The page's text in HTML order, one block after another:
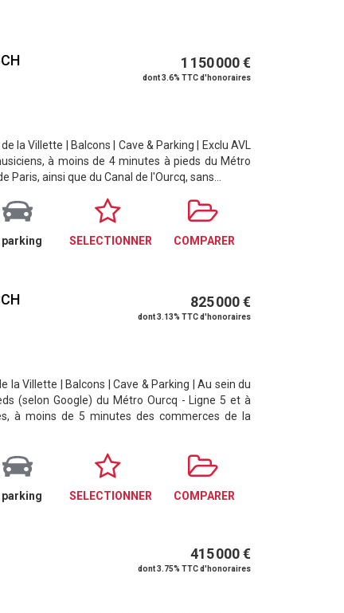
1 150 000 €
dont 3.6% TTC d'honoraires
la Villette | Balcons | Cave & Parking | Exclu AVL
à moins de 4 minutes à pieds du Métro
ainsi que du Canal de l'Ourcq, sans...
parking SELECTIONNER COMPARER
825 000 €
dont 3.13% TTC d'honoraires
la Villette | Balcons | Cave & Parking | Au sein du
(selon Google) du Métro Ourcq - Ligne 5 et à
à moins de 5 minutes des commerces de la
parking SELECTIONNER COMPARER
415 000 €
dont 3.75% TTC d'honoraires